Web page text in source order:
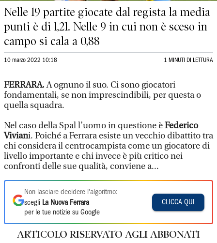
Nelle 19 partite giocate dal regista la media
punti è di 1,21. Nelle 9 in cui non è sceso in
campo si cala a 0,88
10 marzo 2022 10:18 1 MINUTI DI LETTURA
FERRARA.A ognuno il suo. Ci sono giocatori
fondamentali, se non imprescindibili, per questa o
quella squadra.
Nel caso della Spal l’uomo in questione èFederico
Viviani. Poiché a Ferrara esiste un vecchio dibattito tra
chi considera il centrocampista come un giocatore di
livello importante e chi invece è più critico nei
confronti delle sue qualità, conviene a...
Non lasciare decidere l'algoritmo:
scegli La Nuova Ferrara
per le tue notizie su Google
CLICCA QUI
ARTICOLO RISERVATO AGLI ABBONATI